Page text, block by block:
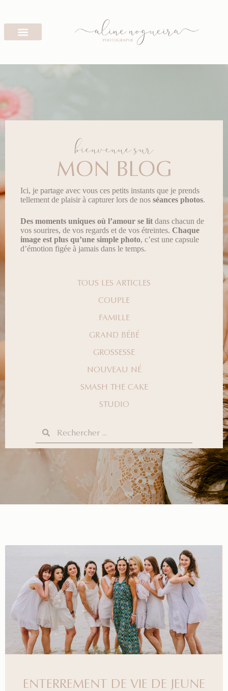
TOUS LES ARTICLES
COUPLE
FAMILLE
GRAND BÉBÉ
GROSSESSE
NOUVEAU NÉ
SMASH THE CAKE
STUDIO
bienvenue sur
MON BLOG
Ici, je partage avec vous ces petits instants que je prends
tellement de plaisir à capturer lors de nos séances photos.
Des moments uniques où l’amour se lit dans chacun de
vos sourires, de vos regards et de vos étreintes. Chaque
image est plus qu’une simple photo, c’est une capsule
d’émotion figée à jamais dans le temps.
ENTERREMENT DE VIE DE JEUNE